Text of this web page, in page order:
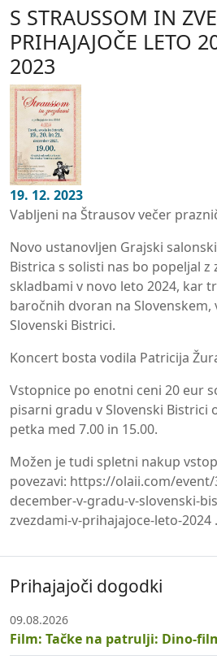
S STRAUSSOM IN
PRIHAJAJOČE LETO
2023
19. 12. 2023
Vabljeni na Štrausov večer
Novo ustanovljen Grajski
Bistrica s solisti nas bo popeljal
skladbami v novo leto 2024, kar
baročnih dvoran na
Slovenski Bistrici.
Koncert bosta vodila Patricija
Vstopnice po enotni ceni 20 eur
pisarni gradu v Slovenski Bistrici
petka med 7.00 in 15.00.
Možen je tudi spletni nakup
povezavi: https://olaii.com/
december-v-gradu-v-slovenski-
zvezdami-v-prihajajoce-leto-2024 .
Prihajajoči dogodki
09.08.2026
Film: Tačke na patrulji: Dino-